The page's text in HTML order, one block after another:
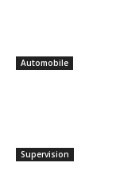
Automobile
Supervision